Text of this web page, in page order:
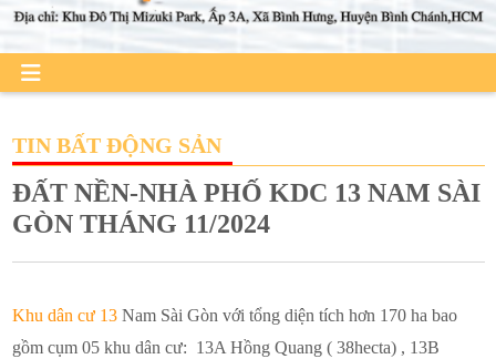
TIN BẤT ĐỘNG SẢN
ĐẤT NỀN-NHÀ PHỐ KDC 13 NAM SÀI
GÒN THÁNG 11/2024
Khu dân cư 13 Nam Sài Gòn với tổng diện tích hơn 170 ha bao
gồm cụm 05 khu dân cư: 13A Hồng Quang ( 38hecta) , 13B